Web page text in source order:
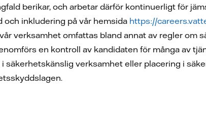
berikar, och arbetar därför kontinuerligt för
och inkludering på vår hemsida https://
verksamhet omfattas bland annat av regler om
en kontroll av kandidaten för många av
säkerhetskänslig verksamhet eller placering i